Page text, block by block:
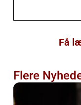
Få
Flere